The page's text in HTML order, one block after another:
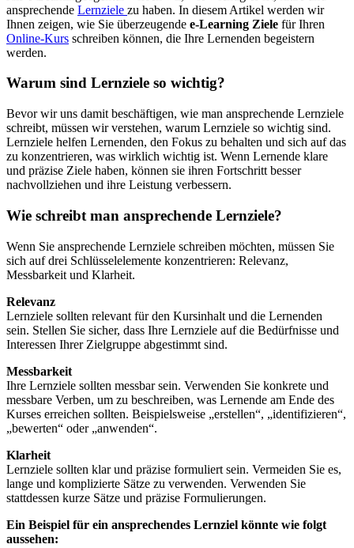
ansprechende Lernziele zu haben. In diesem Artikel werden wir
Ihnen zeigen, wie Sie überzeugende e-Learning Ziele für Ihren
Online-Kurs schreiben können, die Ihre Lernenden begeistern
werden.
Warum sind Lernziele so wichtig?
Bevor wir uns damit beschäftigen, wie man ansprechende Lernziele
schreibt, müssen wir verstehen, warum Lernziele so wichtig sind.
Lernziele helfen Lernenden, den Fokus zu behalten und sich auf das
zu konzentrieren, was wirklich wichtig ist. Wenn Lernende klare
und präzise Ziele haben, können sie ihren Fortschritt besser
nachvollziehen und ihre Leistung verbessern.
Wie schreibt man ansprechende Lernziele?
Wenn Sie ansprechende Lernziele schreiben möchten, müssen Sie
sich auf drei Schlüsselelemente konzentrieren: Relevanz,
Messbarkeit und Klarheit.
Relevanz
Lernziele sollten relevant für den Kursinhalt und die Lernenden
sein. Stellen Sie sicher, dass Ihre Lernziele auf die Bedürfnisse und
Interessen Ihrer Zielgruppe abgestimmt sind.
Messbarkeit
Ihre Lernziele sollten messbar sein. Verwenden Sie konkrete und
messbare Verben, um zu beschreiben, was Lernende am Ende des
Kurses erreichen sollten. Beispielsweise „erstellen“, „identifizieren“,
„bewerten“ oder „anwenden“.
Klarheit
Lernziele sollten klar und präzise formuliert sein. Vermeiden Sie es,
lange und komplizierte Sätze zu verwenden. Verwenden Sie
stattdessen kurze Sätze und präzise Formulierungen.
Ein Beispiel für ein ansprechendes Lernziel könnte wie folgt
aussehen: